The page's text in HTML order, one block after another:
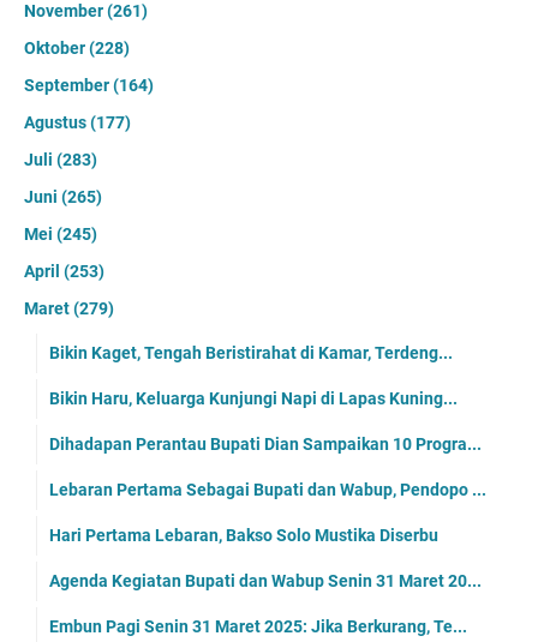
November(261)
Oktober(228)
September(164)
Agustus(177)
Juli (283)
Juni (265)
Mei (245)
April (253)
Maret(279)
Bikin Kaget, Tengah Beristirahat di Kamar, Terdeng...
Bikin Haru, Keluarga Kunjungi Napi di Lapas Kuning...
Dihadapan Perantau Bupati Dian Sampaikan 10 Progra...
Lebaran Pertama Sebagai Bupati dan Wabup, Pendopo ...
Hari Pertama Lebaran, Bakso Solo Mustika Diserbu
Agenda Kegiatan Bupati dan Wabup Senin 31 Maret 20...
Embun Pagi Senin 31 Maret 2025: Jika Berkurang, Te...